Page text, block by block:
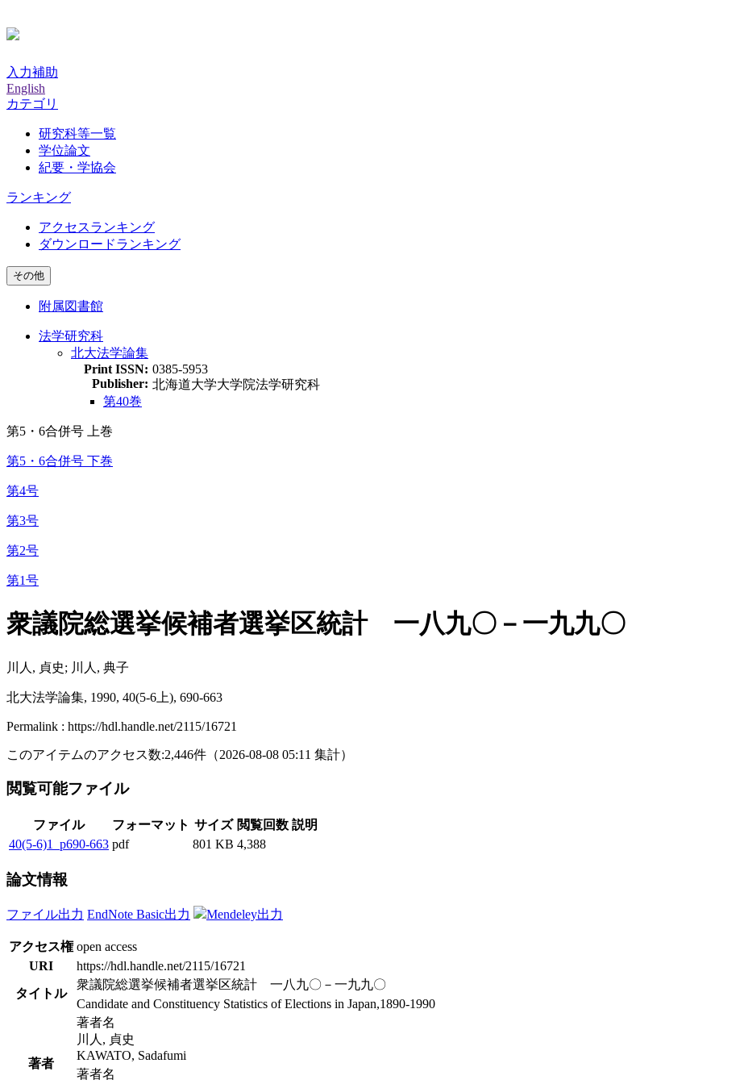
入力補助
English
カテゴリ
研究科等一覧
学位論文
紀要・学協会
ランキング
アクセスランキング
ダウンロードランキング
その他
附属図書館
法学研究科
北大法学論集
Print ISSN: 0385-5953
Publisher: 北海道大学大学院法学研究科
第40巻
第5・6合併号 上巻
第5・6合併号 下巻
第4号
第3号
第2号
第1号
衆議院総選挙候補者選挙区統計 一八九〇－一九九〇
川人, 貞史; 川人, 典子
北大法学論集, 1990, 40(5-6上), 690-663
Permalink : https://hdl.handle.net/2115/16721
このアイテムのアクセス数:2,446件 （2026-08-08 05:11 集計）
閲覧可能ファイル
ファイル フォーマット サイズ 閲覧回数 説明
40(5-6)1_p690-663 pdf 801 KB 4,388
論文情報
ファイル出力 EndNote Basic出力 Mendeley出力
アクセス権 open access
URI
https://hdl.handle.net/2115/16721
タイトル
衆議院総選挙候補者選挙区統計 一八九〇－一九九〇
Candidate and Constituency Statistics of Elections in Japan,1890-1990
著者
著者名
川人, 貞史
KAWATO, Sadafumi
著者名